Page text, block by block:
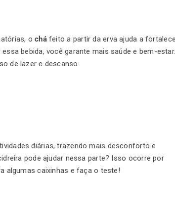
o cháfeito a partir da erva ajuda a
bebida, você garante mais saúde e bem-estar.
de lazer e descanso.
diárias, trazendo mais desconforto e
pode ajudar nessa parte? Isso ocorre por
algumas caixinhas e faça o teste!